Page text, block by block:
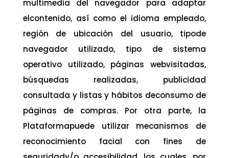
multimedia del navegador para adaptar
elcontenido, así como el idioma empleado,
región de ubicación del usuario, tipode
navegador utilizado, tipo de sistema
operativo utilizado, páginas webvisitadas,
búsquedas realizadas, publicidad
consultada y listas y hábitos deconsumo de
páginas de compras. Por otra parte, la
Plataformapuede utilizar mecanismos de
reconocimiento facial con fines de